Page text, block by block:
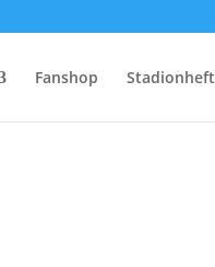
Fanshop Stadionheft